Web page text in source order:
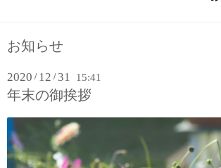
お知らせ
2020 / 12 /31 15:41
年末の御挨拶